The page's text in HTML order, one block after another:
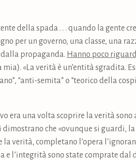
della spada . . . quando la gente
per un governo, una classe, una
propaganda. Hanno poco
«La verità è un’entità sgradita.
“anti-semita” o “teorico della
era una volta scoprire la verità
che «ovunque si guardi,
verità, completano l’opera
e l’integrità sono state comprate dal